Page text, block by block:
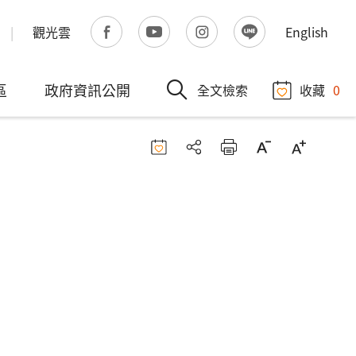
觀光雲 English
政府資訊公開 全文檢索 收藏 0